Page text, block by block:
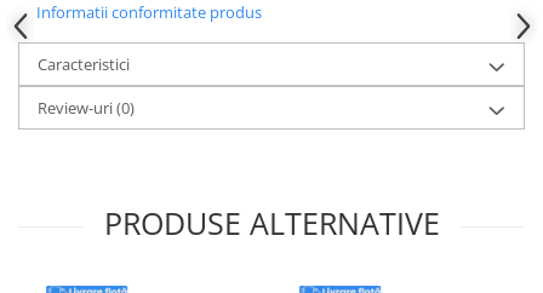
carton pe schelet de sustinere din profile metalice. Profilele CW si
UW se folosesc la alcatuirea scheletelor metalice pentru pereti,
placari, tencuieli uscate si masti din placi de gips-carton. Profilele
verticale CW, portante, ale scheletului, potrivite pe inaltime, se
pozitioneaza si se fixeaza in profilele de inchidere UW.
Informatii conformitate produs
Caracteristici
Review-uri(0)
PRODUSE ALTERNATIVE